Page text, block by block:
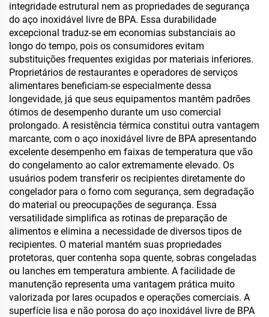
integridade estrutural nem as propriedades de segurança
do aço inoxidável livre de BPA. Essa durabilidade
excepcional traduz-se em economias substanciais ao
longo do tempo, pois os consumidores evitam
substituições frequentes exigidas por materiais inferiores.
Proprietários de restaurantes e operadores de serviços
alimentares beneficiam-se especialmente dessa
longevidade, já que seus equipamentos mantêm padrões
ótimos de desempenho durante um uso comercial
prolongado. A resistência térmica constitui outra vantagem
marcante, com o aço inoxidável livre de BPA apresentando
excelente desempenho em faixas de temperatura que vão
do congelamento ao calor extremamente elevado. Os
usuários podem transferir os recipientes diretamente do
congelador para o forno com segurança, sem degradação
do material ou preocupações de segurança. Essa
versatilidade simplifica as rotinas de preparação de
alimentos e elimina a necessidade de diversos tipos de
recipientes. O material mantém suas propriedades
protetoras, quer contenha sopa quente, sobras congeladas
ou lanches em temperatura ambiente. A facilidade de
manutenção representa uma vantagem prática muito
valorizada por lares ocupados e operações comerciais. A
superfície lisa e não porosa do aço inoxidável livre de BPA